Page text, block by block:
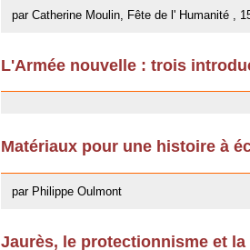
par Catherine Moulin, Fête de l' Humanité ,
L'Armée nouvelle : trois
Matériaux pour une histoire à
par Philippe Oulmont
Jaurès, le protectionnisme et